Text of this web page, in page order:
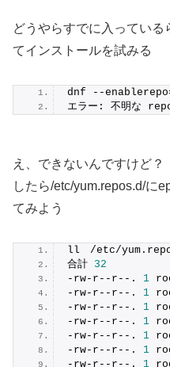
どうやらすでに入ってい
てインストールを試みる
dnf --
エラー: 不明な
え、できないんですけど？
したら/etc/yum.repos.d/に
てみよう
ll　/etc/
合計 32
-rw-r--r--. 1
-rw-r--r--. 1
-rw-r--r--. 1
-rw-r--r--. 1
-rw-r--r--. 1
-rw-r--r--. 1
-rw-r--r--. 1